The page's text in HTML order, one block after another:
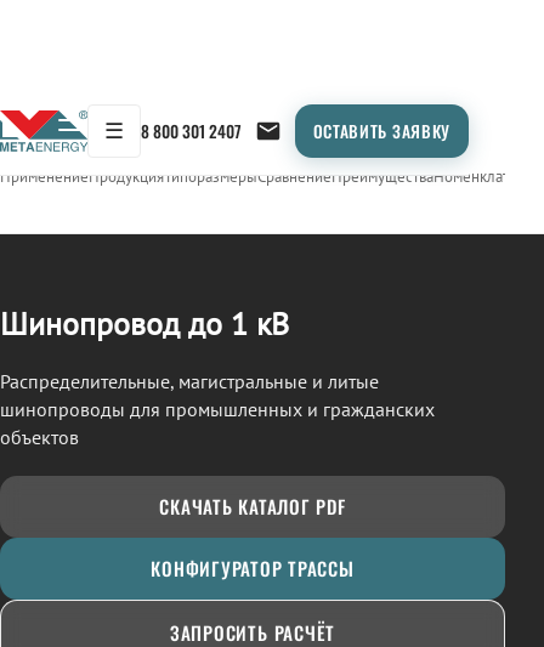
☰ 8 800 301 2407 ОСТАВИТЬ ЗАЯВКУ
← Продукция/ШИНОПРОВОД
ПрименениеПродукцияТипоразмерыСравнениеПреимуществаНоменклатура
Шинопровод до 1 кВ
Распределительные, магистральные и литые
шинопроводы для промышленных и гражданских
объектов
СКАЧАТЬ КАТАЛОГ PDF
КОНФИГУРАТОР ТРАССЫ
ЗАПРОСИТЬ РАСЧЁТ